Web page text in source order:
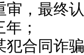
审，最终
；
犯合同诈